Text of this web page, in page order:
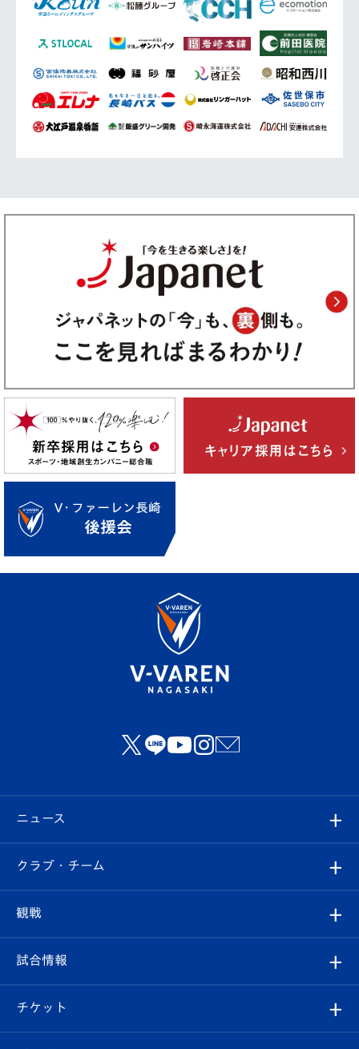
ニュース
すべて
クラブ
試合情報
クラブ・チーム
クラブ概要
エンブレム紹介
観戦
観戦ルール
はじめての観戦ガイド
試合情報
試合日程/結果
チケット